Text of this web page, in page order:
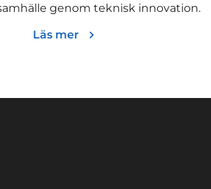
genom teknisk innovation.
Läs mer